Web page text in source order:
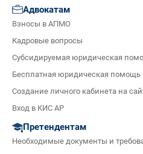
Адвокатам
Взносы в АПМО
Кадровые вопросы
Субсидируемая юридическая
Бесплатная юридическая помощь
Создание личного кабинета на
Вход в КИС АР
Претендентам
Необходимые документы и